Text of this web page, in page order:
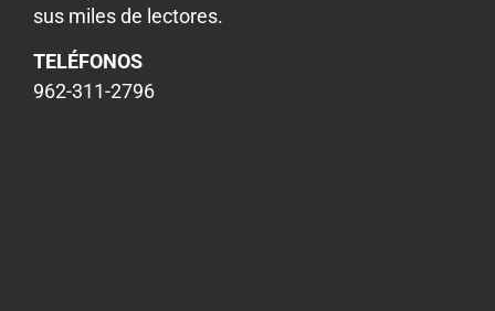
sus miles de lectores.
TELÉFONOS
962-311-2796